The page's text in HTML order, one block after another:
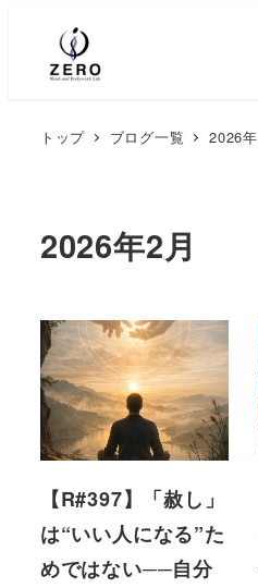
トップ ブログ一覧 2026年
2026年2月
【R#397】「赦し」
は“いい人になる”た
めではない──自分